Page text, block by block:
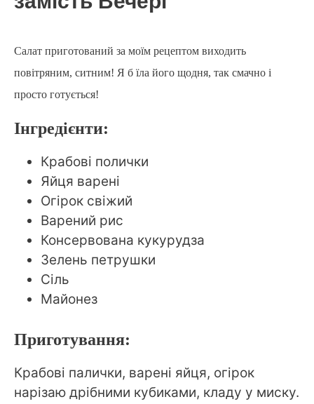
Салат приготований за моїм рецептом виходить
повітряним, ситним! Я б їла його щодня, так смачно і
просто готується!
Інгредієнти:
Крабові полички
Яйця варені
Огірок свіжий
Варений рис
Консервована кукурудза
Зелень петрушки
Сіль
Майонез
Приготування:
Крабові палички, варені яйця, огірок
нарізаю дрібними кубиками, кладу у миску.